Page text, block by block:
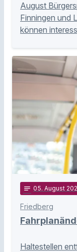
August
Finningen und
können
notes 05. August
Friedberg
Haltestellen